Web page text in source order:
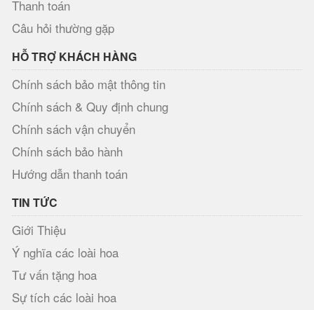
Thanh toán
Câu hỏi thường gặp
HỖ TRỢ KHÁCH HÀNG
Chính sách bảo mật thông tin
Chính sách & Quy định chung
Chính sách vận chuyển
Chính sách bảo hành
Hướng dẫn thanh toán
TIN TỨC
Giới Thiệu
Ý nghĩa các loài hoa
Tư vấn tặng hoa
Sự tích các loài hoa